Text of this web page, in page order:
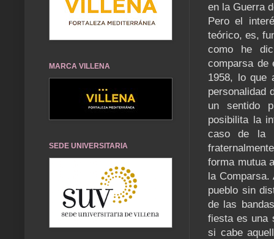
en la Guerra
Pero el
teórico, es,
como he
comparsa de
1958, lo que
personalidad
un sentido
posibilita la
caso de la
forma mutua
la
pueblo sin
de las
fiesta es una
si cabe
MARCA VILLENA
SEDE UNIVERSITARIA